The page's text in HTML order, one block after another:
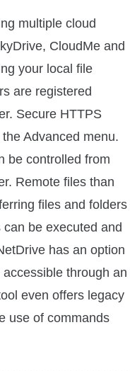
multiple cloud
CloudMe and
your local file
are registered
Secure HTTPS
Advanced menu.
be controlled from
Remote files than
files and folders
be executed and
has an option
through an
even offers legacy
use of commands